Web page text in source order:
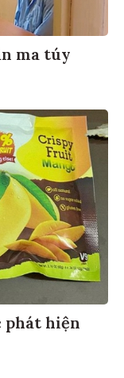
ma túy
phát hiện